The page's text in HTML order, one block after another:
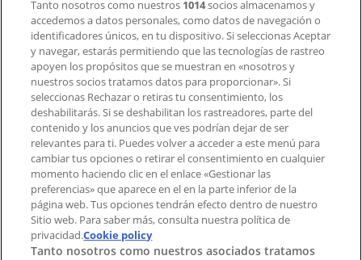
Contacto comercial y de marketing
Tienda mal colocada en el mapa
Notificar un folleto
¿Encontraste un problema en la web o en la
aplicación?
Índices
Marcas
Marcas locales
Negocios
Negocios cercanos
Tanto nosotros como nuestros 1014socios almacenamos y
accedemos a datos personales, como datos de navegación o
identificadores únicos, en tu dispositivo. Si seleccionas Aceptar
y navegar, estarás permitiendo que las tecnologías de rastreo
apoyen los propósitos que se muestran en «nosotros y
nuestros socios tratamos datos para proporcionar». Si
seleccionas Rechazar o retiras tu consentimiento, los
deshabilitarás. Si se deshabilitan los rastreadores, parte del
contenido y los anuncios que ves podrían dejar de ser
relevantes para ti. Puedes volver a acceder a este menú para
cambiar tus opciones o retirar el consentimiento en cualquier
momento haciendo clic en el enlace «Gestionar las
preferencias» que aparece en el en la parte inferior de la
página web. Tus opciones tendrán efecto dentro de nuestro
Sitio web. Para saber más, consulta nuestra política de
privacidad.Cookie policy
Tanto nosotros como nuestros asociados tratamos